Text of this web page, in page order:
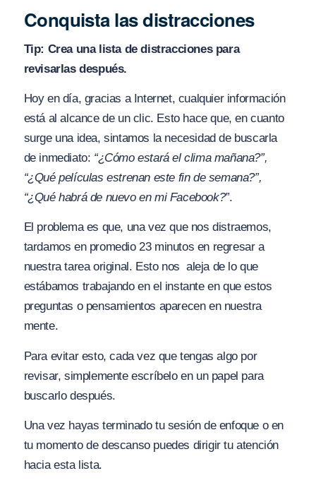
Conquista las distracciones
Tip: Crea una lista de distracciones para
revisarlas después.
Hoy en día, gracias a Internet, cualquier información
está al alcance de un clic. Esto hace que, en cuanto
surge una idea, sintamos la necesidad de buscarla
de inmediato: “¿Cómo estará el clima mañana?”,
“¿Qué películas estrenan este fin de semana?”,
“¿Qué habrá de nuevo en mi Facebook?”.
El problema es que, una vez que nos distraemos,
tardamos en promedio 23 minutos en regresar a
nuestra tarea original. Esto nos aleja de lo que
estábamos trabajando en el instante en que estos
preguntas o pensamientos aparecen en nuestra
mente.
Para evitar esto, cada vez que tengas algo por
revisar, simplemente escríbelo en un papel para
buscarlo después.
Una vez hayas terminado tu sesión de enfoque o en
tu momento de descanso puedes dirigir tu atención
hacia esta lista.